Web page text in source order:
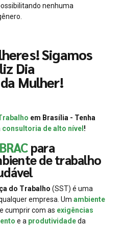
nenhuma
Sigamos
Dia
Mulher!
em Brasília - Tenha
consultoria de alto nível !
para
de trabalho
do Trabalho (SST) é uma
empresa. Um ambiente
cumprir com as exigências
e a produtividadeda